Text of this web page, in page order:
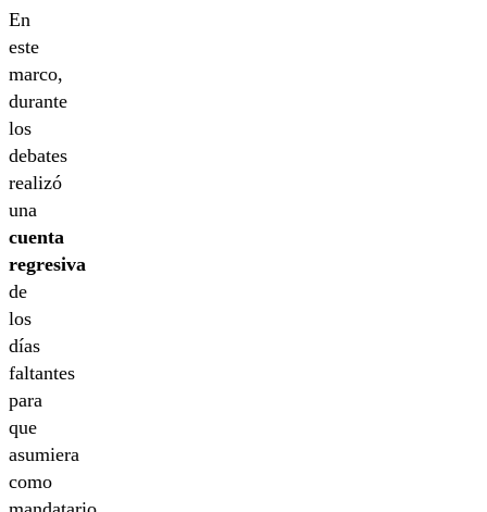
En
este
marco,
durante
los
debates
realizó
una
cuenta
regresiva
de
los
días
faltantes
para
que
asumiera
como